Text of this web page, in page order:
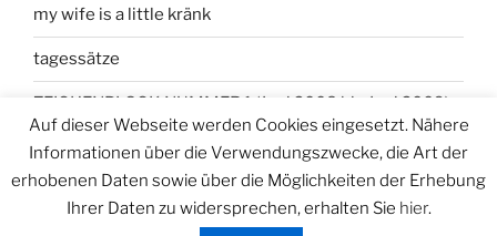
my wife is a little kränk
tagessätze
ZEICHENBLOCK NUMMER 1 (Juni 2008 bis Juni 2009)
Stolz präsentiert von WordPress
Auf dieser Webseite werden Cookies eingesetzt. Nähere
Informationen über die Verwendungszwecke, die Art der
erhobenen Daten sowie über die Möglichkeiten der Erhebung
Ihrer Daten zu widersprechen, erhalten Sie hier.